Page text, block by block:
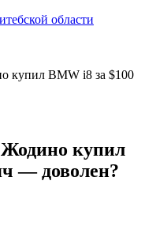
области
купил BMW i8 за $100
Жодино купил
— доволен?